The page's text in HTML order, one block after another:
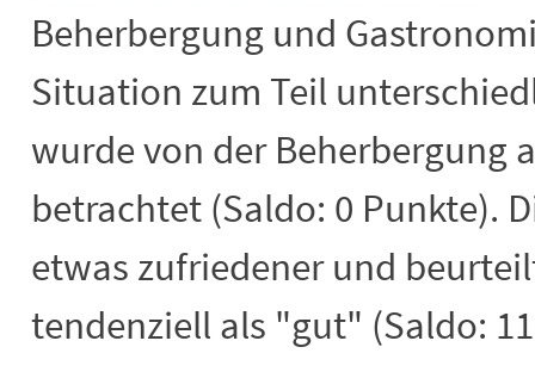
Beherbergung und
Situation zum Teil
wurde von der Beherbergung
betrachtet (Saldo: 0 Punkte).
etwas zufriedener und
tendenziell als "gut" (Saldo: